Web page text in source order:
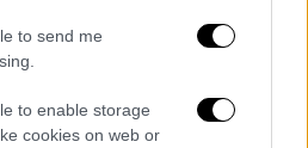
to send me
to enable storage
cookies on web or
όμως, η αγάπη τους
να επιβιώνει.